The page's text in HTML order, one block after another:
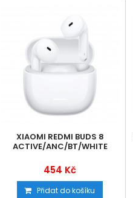
XIAOMI REDMI BUDS 8
ACTIVE/ANC/BT/WHITE
454 Kč
Přidat do košíku